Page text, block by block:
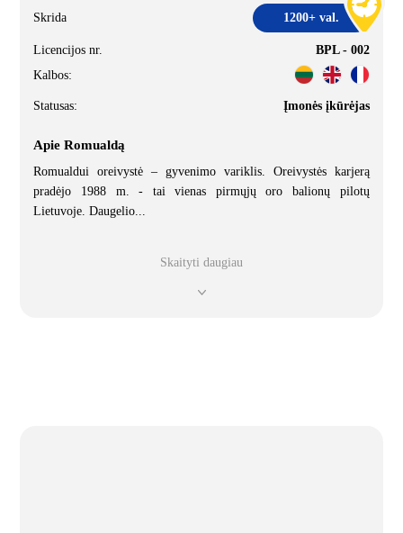
Skrida 1200+ val.
Licencijos nr.
BPL - 002
Kalbos:
Statusas: Įmonės įkūrėjas
Apie Romualdą
Romualdui oreivystė – gyvenimo variklis. Oreivystės karjerą
pradėjo 1988 m. - tai vienas pirmųjų oro balionų pilotų
Lietuvoje. Daugelio...
Skaityti daugiau